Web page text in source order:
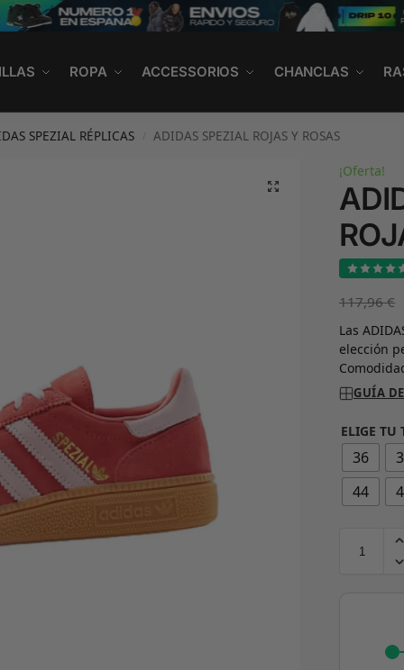
ROPA ACCESSORIOS CHANCLAS
SPEZIAL RÉPLICAS ADIDAS SPEZIAL ROJAS Y ROSAS
¡Oferta!
117,96€
Las
elección
GUÍA
ELIGE TU
36
44